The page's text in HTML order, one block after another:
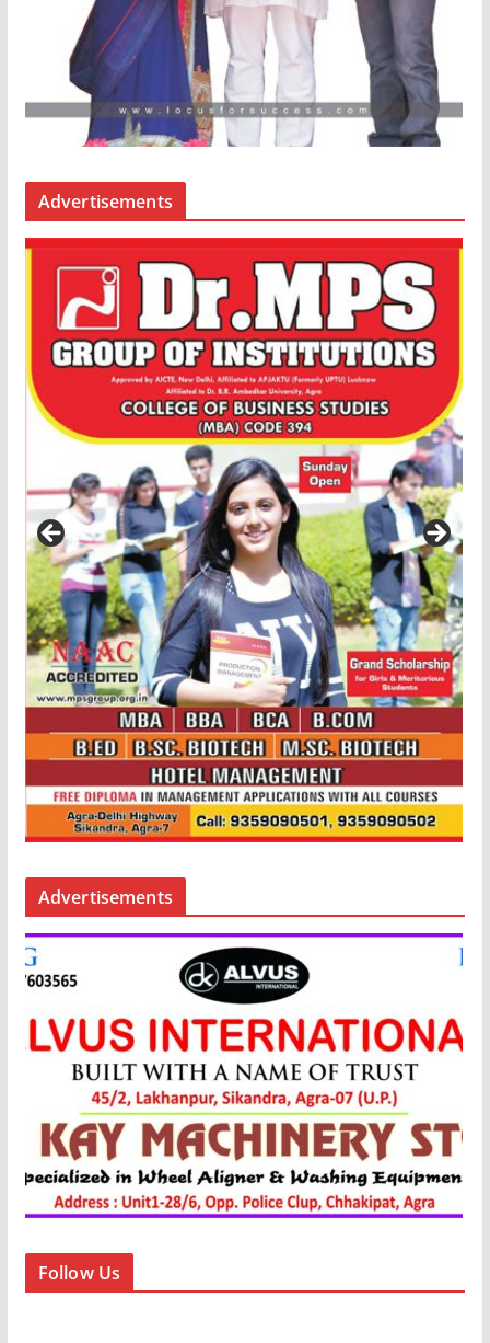
Advertisements
Advertisements
Follow Us